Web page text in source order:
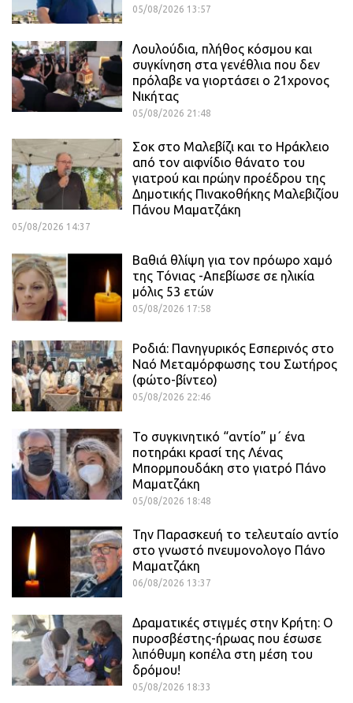
05/08/2026 13:57
Λουλούδια, πλήθος κόσμου και
συγκίνηση στα γενέθλια που δεν
πρόλαβε να γιορτάσει ο 21χρονος
Νικήτας
05/08/2026 21:48
Σοκ στο Μαλεβίζι και το Ηράκλειο
από τον αιφνίδιο θάνατο του
γιατρού και πρώην προέδρου της
Δημοτικής Πινακοθήκης Μαλεβιζίου
Πάνου Μαματζάκη
05/08/2026 14:37
Βαθιά θλίψη για τον πρόωρο χαμό
της Τόνιας -Απεβίωσε σε ηλικία
μόλις 53 ετών
05/08/2026 17:58
Ροδιά: Πανηγυρικός Εσπερινός στο
Ναό Μεταμόρφωσης του Σωτήρος
(φώτο-βίντεο)
05/08/2026 22:46
Το συγκινητικό “αντίο” μ΄ ένα
ποτηράκι κρασί της Λένας
Μπορμπουδάκη στο γιατρό Πάνο
Μαματζάκη
05/08/2026 18:48
Την Παρασκευή το τελευταίο αντίο
στο γνωστό πνευμονολογο Πάνο
Μαματζάκη
06/08/2026 13:37
Δραματικές στιγμές στην Κρήτη: Ο
πυροσβέστης-ήρωας που έσωσε
λιπόθυμη κοπέλα στη μέση του
δρόμου!
05/08/2026 18:33